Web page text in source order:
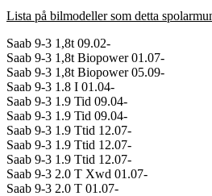
Lista på bilmodeller som detta
Saab 9-3 1,8t 09.02-
Saab 9-3 1,8t Biopower 01.07-
Saab 9-3 1,8t Biopower 05.09-
Saab 9-3 1.8 I 01.04-
Saab 9-3 1.9 Tid 09.04-
Saab 9-3 1.9 Tid 09.04-
Saab 9-3 1.9 Ttid 12.07-
Saab 9-3 1.9 Ttid 12.07-
Saab 9-3 1.9 Ttid 12.07-
Saab 9-3 2.0 T Xwd 01.07-
Saab 9-3 2.0 T 01.07-